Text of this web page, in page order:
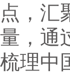
点，汇
量，通
梳理中